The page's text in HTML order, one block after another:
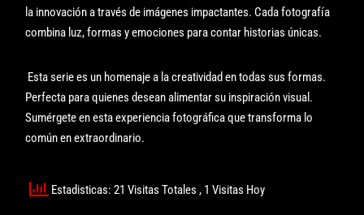
la innovación a través de imágenes impactantes. Cada fotografía
combina luz, formas y emociones para contar historias únicas.
Esta serie es un homenaje a la creatividad en todas sus formas.
Perfecta para quienes desean alimentar su inspiración visual.
Sumérgete en esta experiencia fotográfica que transforma lo
común en extraordinario.
Estadisticas: 21 Visitas Totales, 1 Visitas Hoy